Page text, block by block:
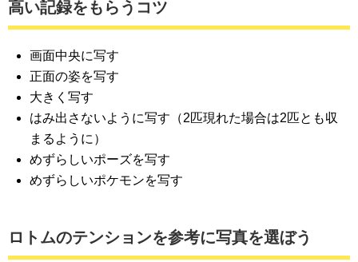
高い記録をもらうコツ
画面中央に写す
正面の姿を写す
大きく写す
はみ出さないように写す（2匹現れた場合は2匹とも収
まるように）
めずらしいポーズを写す
めずらしいポケモンを写す
ロトムのテンションを参考に写真を選ぼう